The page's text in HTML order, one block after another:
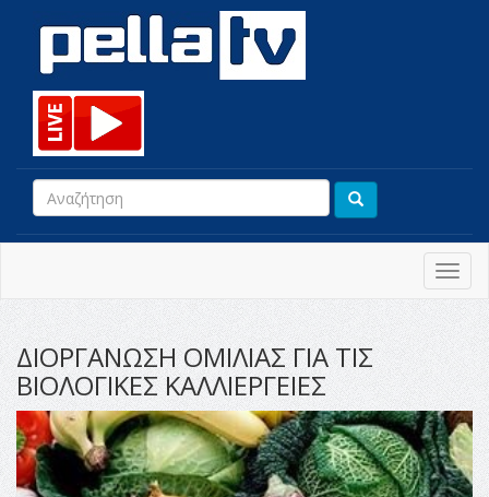
ΔΙΟΡΓΑΝΩΣΗ ΟΜΙΛΙΑΣ ΓΙΑ ΤΙΣ
ΒΙΟΛΟΓΙΚΕΣ ΚΑΛΛΙΕΡΓΕΙΕΣ